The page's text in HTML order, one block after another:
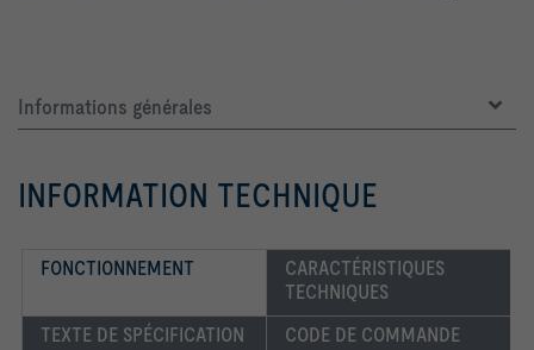
Informations générales
INFORMATION TECHNIQUE
FONCTIONNEMENT
CARACTÉRISTIQUES
TECHNIQUES
TEXTE DE SPÉCIFICATION
CODE DE COMMANDE